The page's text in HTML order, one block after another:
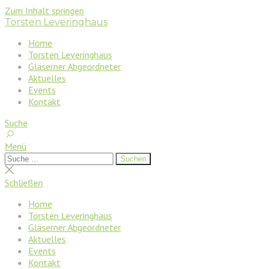
Zum Inhalt springen
Torsten Leveringhaus
Home
Torsten Leveringhaus
Gläserner Abgeordneter
Aktuelles
Events
Kontakt
Suche
Menü
Suchen
nach:
Suchen
Suche
schließen
Schließen
Home
Torsten Leveringhaus
Gläserner Abgeordneter
Aktuelles
Events
Kontakt